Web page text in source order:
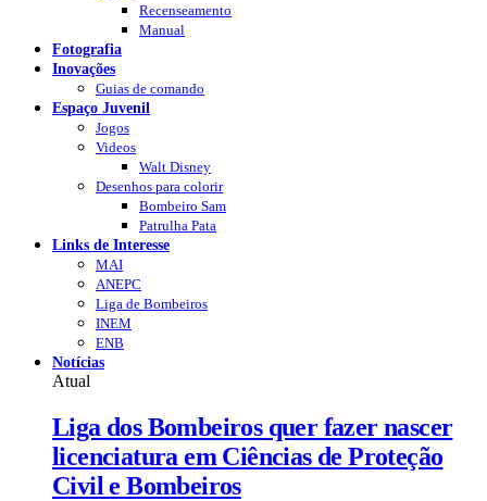
Recenseamento
Manual
Fotografia
Inovações
Guias de comando
Espaço Juvenil
Jogos
Videos
Walt Disney
Desenhos para colorir
Bombeiro Sam
Patrulha Pata
Links de Interesse
MAI
ANEPC
Liga de Bombeiros
INEM
ENB
Notícias
Atual
Liga dos Bombeiros quer fazer nascer
licenciatura em Ciências de Proteção
Civil e Bombeiros